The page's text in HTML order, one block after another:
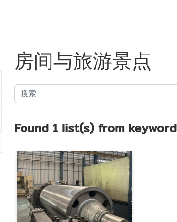
房间与旅游景点
Found 1 list(s) from keyword